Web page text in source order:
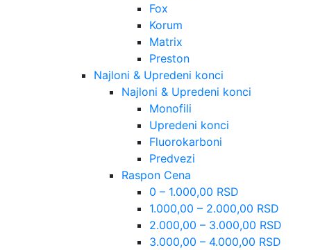
Fox
Korum
Matrix
Preston
Najloni & Upredeni konci
Najloni & Upredeni konci
Monofili
Upredeni konci
Fluorokarboni
Predvezi
Raspon Cena
0 – 1.000,00 RSD
1.000,00 – 2.000,00 RSD
2.000,00 – 3.000,00 RSD
3.000,00 – 4.000,00 RSD